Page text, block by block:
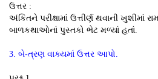
ઉત્તર :
અંકિતને પરીક્ષામાં ઉત્તીર્ણ થવાની ખુશીમાં
બાળકથાઓનાં પુસ્તકો ભેટ મળ્યાં હતાં.
3. બે-ત્રણ વાક્યમાં ઉત્તર આપો.